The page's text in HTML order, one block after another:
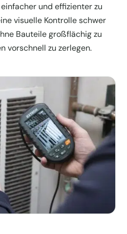
und effizienter zu
visuelle Kontrolle schwer
Bauteile großflächig zu
vorschnell zu zerlegen.